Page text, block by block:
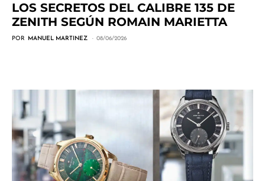
LOS SECRETOS DEL CALIBRE 135 DE
ZENITH SEGÚN ROMAIN MARIETTA
POR MANUEL MARTINEZ 08/06/2026